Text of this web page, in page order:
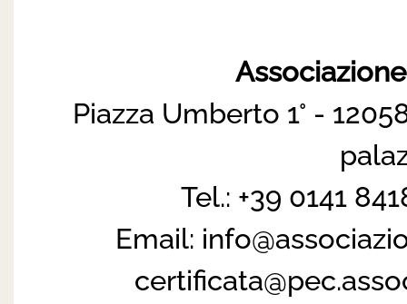
Piazza Umberto 1° -
Tel.: +39 0141
Email: